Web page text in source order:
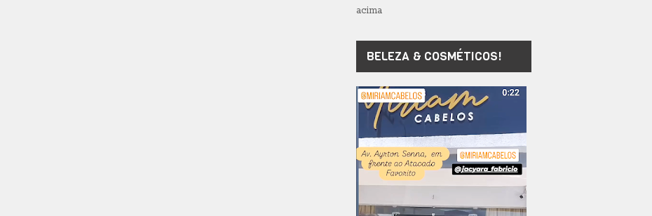
acima
BELEZA & COSMÉTICOS!